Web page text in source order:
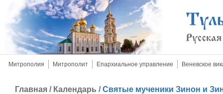
Митрополия Митрополит Епархиальное управление Веневское
Главная / Календарь /Святые мученики Зинон и